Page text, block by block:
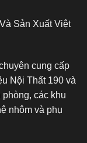
Sản Xuất Việt
cung cấp
Nội Thất 190 và
các khu
nhôm và phụ